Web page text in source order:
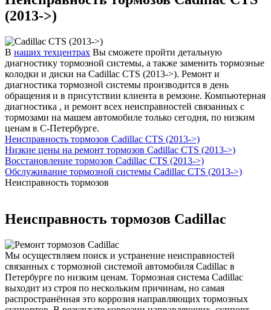
(2013->)
В наших техцентрах Вы сможете пройти детальную
диагностику тормозной системы, а также заменить тормозные
колодки и диски на Cadillac CTS (2013->). Ремонт и
диагностика тормозной системы производится в день
обращения и в присутствии клиента в ремзоне. Компьютерная
диагностика , и ремонт всех неисправностей связанных с
тормозами на машем автомобиле только сегодня, по низким
ценам в С-Петербурге.
Неисправность тормозов Cadillac CTS (2013->)
Низкие цены на ремонт тормозов Cadillac CTS (2013->)
Восстановление тормозов Cadillac CTS (2013->)
Обслуживание тормозной системы Cadillac CTS (2013->)
Неисправность тормозов
Неисправность тормозов Cadillac
Мы осуществляем поиск и устранение неисправностей
связанных с тормозной системой автомобиля Cadillac в
Петербурге по низким ценам. Тормозная система Cadillac
выходит из строя по нескольким причинам, но самая
распространённая это коррозия направляющих тормозных